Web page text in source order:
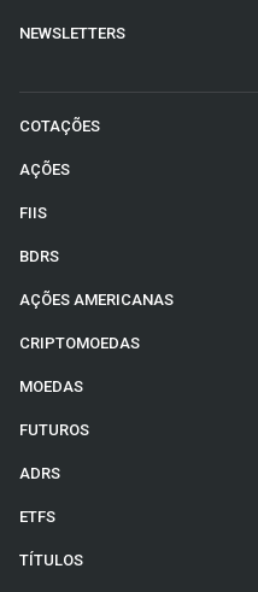
NEWSLETTERS
COTAÇÕES
AÇÕES
FIIS
BDRS
AÇÕES AMERICANAS
CRIPTOMOEDAS
MOEDAS
FUTUROS
ADRS
ETFS
TÍTULOS